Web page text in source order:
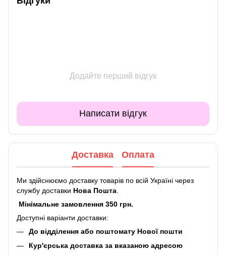
Додайте перший відгук
Написати відгук
Доставка Оплата
Ми здійснюємо доставку товарів по всій Україні через
службу доставки Нова Пошта
Мінімальне замовлення 350 грн.
Доступні варіанти доставки:
До відділення або поштомату Нової пошти
Кур'єрська доставка за вказаною адресою